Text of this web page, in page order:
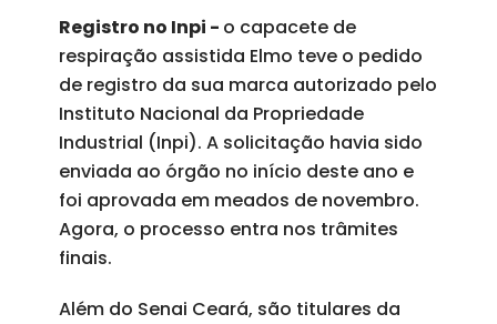
Registro no Inpi - o capacete de
respiração assistida Elmo teve o pedido
de registro da sua marca autorizado pelo
Instituto Nacional da Propriedade
Industrial (Inpi). A solicitação havia sido
enviada ao órgão no início deste ano e
foi aprovada em meados de novembro.
Agora, o processo entra nos trâmites
finais.
Além do Senai Ceará, são titulares da